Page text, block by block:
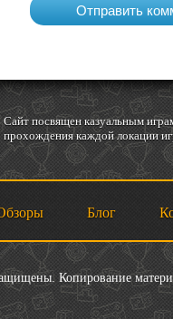
Cайт посвящен казуальным
прохождения каждой локации
Блог
Копирование